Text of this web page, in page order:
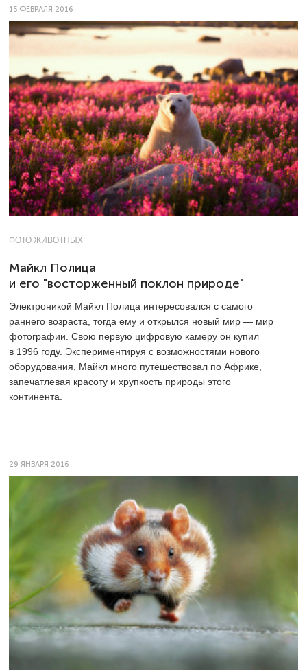
15 ФЕВРАЛЯ 2016
ФОТО ЖИВОТНЫХ
Майкл Полица
и его "восторженный поклон природе"
Электроникой Майкл Полица интересовался с самого
раннего возраста, тогда ему и открылся новый мир — мир
фотографии. Свою первую цифровую камеру он купил
в 1996 году. Экспериментируя с возможностями нового
оборудования, Майкл много путешествовал по Африке,
запечатлевая красоту и хрупкость природы этого
континента.
29 ЯНВАРЯ 2016